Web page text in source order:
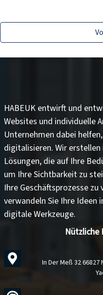
HABEUK entwirft und
Websites und individuelle
Unternehmen dabei
digitalisieren. Wir
Lösungen, die auf Ihre
um Ihre Sichtbarkeit zu
Ihre Geschäftsprozesse zu
verwandeln Sie Ihre Ideen
digitale Werkzeuge.
In Der Meß 32